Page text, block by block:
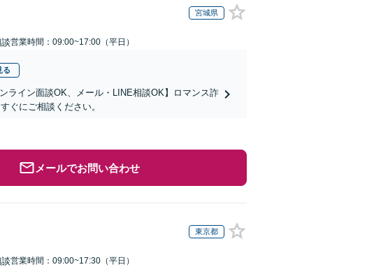
宮城県
営業時間：09:00~17:00（平日）
る
ライン面談OK、メール・LINE相談OK】ロマンス詐
ぐにご相談ください。
メールでお問い合わせ
東京都
営業時間：09:00~17:30（平日）